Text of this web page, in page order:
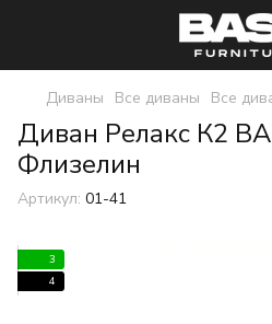
Диваны Все диваны Все
Диван Релакс К2
Флизелин
Артикул: 01-41
3
4